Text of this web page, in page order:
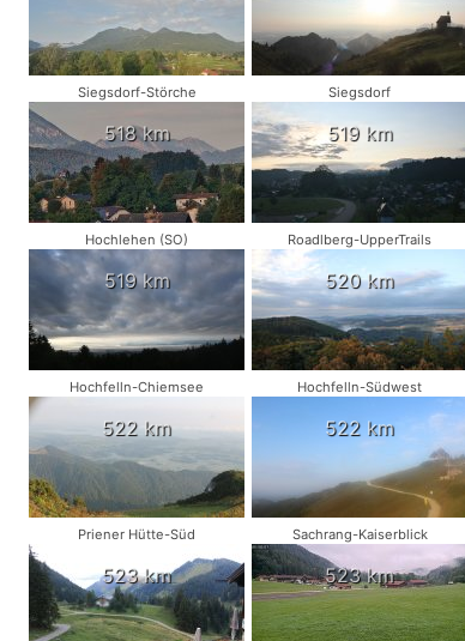
Siegsdorf-Störche
518 km
Siegsdorf
519 km
Hochlehen (SO)
519 km
Roadlberg-UpperTrails
520 km
Hochfelln-Chiemsee
522 km
Hochfelln-Südwest
522 km
Priener Hütte-Süd
523 km
Sachrang-Kaiserblick
523 km